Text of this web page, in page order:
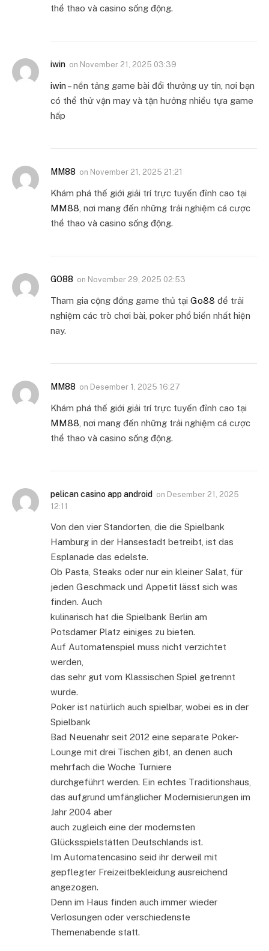
thể thao và casino sống động.
iwin on November 21, 2025 03:39
iwin – nền tảng game bài đổi thưởng uy tín, nơi bạn
có thể thử vận may và tận hưởng nhiều tựa game
hấp
MM88 on November 21, 2025 21:21
Khám phá thế giới giải trí trực tuyến đỉnh cao tại
MM88 , nơi mang đến những trải nghiệm cá cược
thể thao và casino sống động.
GO88 on November 29, 2025 02:53
Tham gia cộng đồng game thủ tại Go88 để trải
nghiệm các trò chơi bài, poker phổ biến nhất hiện
nay.
MM88 on Desember 1, 2025 16:27
Khám phá thế giới giải trí trực tuyến đỉnh cao tại
MM88 , nơi mang đến những trải nghiệm cá cược
thể thao và casino sống động.
pelican casino app android on Desember 21, 2025
12:11
Von den vier Standorten, die die Spielbank
Hamburg in der Hansestadt betreibt, ist das
Esplanade das edelste.
Ob Pasta, Steaks oder nur ein kleiner Salat, für
jeden Geschmack und Appetit lässt sich was
finden. Auch
kulinarisch hat die Spielbank Berlin am
Potsdamer Platz einiges zu bieten.
Auf Automatenspiel muss nicht verzichtet
werden,
das sehr gut vom Klassischen Spiel getrennt
wurde.
Poker ist natürlich auch spielbar, wobei es in der
Spielbank
Bad Neuenahr seit 2012 eine separate Poker-
Lounge mit drei Tischen gibt, an denen auch
mehrfach die Woche Turniere
durchgeführt werden. Ein echtes Traditionshaus,
das aufgrund umfänglicher Modernisierungen im
Jahr 2004 aber
auch zugleich eine der modernsten
Glücksspielstätten Deutschlands ist.
Im Automatencasino seid ihr derweil mit
gepflegter Freizeitbekleidung ausreichend
angezogen.
Denn im Haus finden auch immer wieder
Verlosungen oder verschiedenste
Themenabende statt.